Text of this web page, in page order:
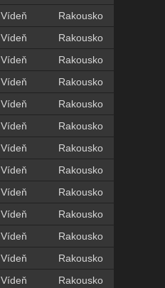
Vídeň
Rakousko
Vídeň
Rakousko
Vídeň
Rakousko
Vídeň
Rakousko
Vídeň
Rakousko
Vídeň
Rakousko
Vídeň
Rakousko
Vídeň
Rakousko
Vídeň
Rakousko
Vídeň
Rakousko
Vídeň
Rakousko
Vídeň
Rakousko
Vídeň
Rakousko